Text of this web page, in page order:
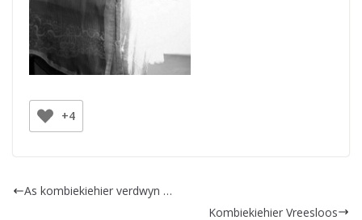
+4
As kombiekiehier verdwyn …
Kombiekiehier Vreesloos